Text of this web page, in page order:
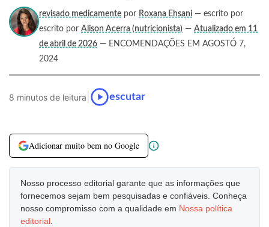
revisado medicamente por Roxana Ehsani — escrito por
escrito por Alison Acerra (nutricionista) — Atualizado em 11
de abril de 2026 — ENCOMENDAÇÕES EM AGOSTÓ 7,
2024
8 minutos de leitura escutar
Adicionar muito bem no Google
Nosso processo editorial garante que as informações que
fornecemos sejam bem pesquisadas e confiáveis. Conheça
nosso compromisso com a qualidade em Nossa política
editorial